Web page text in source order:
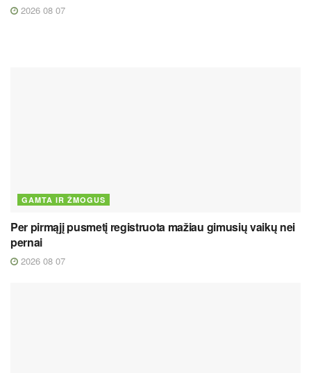
2026 08 07
GAMTA IR ŽMOGUS
Per pirmąjį pusmetį registruota mažiau gimusių vaikų nei
pernai
2026 08 07